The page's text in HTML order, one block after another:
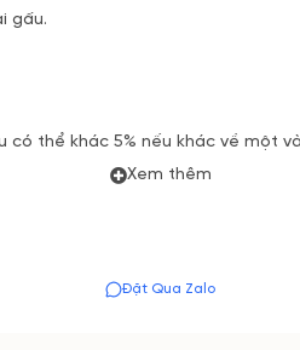
gấu.
có thể khác 5% nếu khác về một
Xem thêm
Đặt Qua Zalo